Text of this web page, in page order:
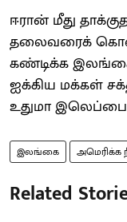
ஈரான் மீது
தலைவரைக்
கண்டிக்க இலங்கை
ஐக்கிய மக்கள்
உதுமா
இலங்கை அமெரிக்க
Related